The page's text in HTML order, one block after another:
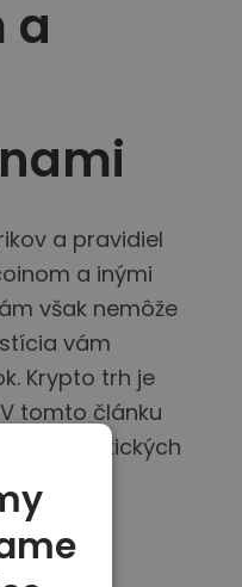
a
a pravidiel
a inými
však nemôže
vám
Krypto trh je
tomto článku
praktických